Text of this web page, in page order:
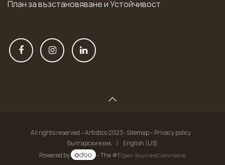
План за възстановяване и Устойчивост
All rights reserved – Artistico 2023- Sitemap – Privacy policy
Български език
|
English (US)
Powered by
- The #1Open Source eCommerce